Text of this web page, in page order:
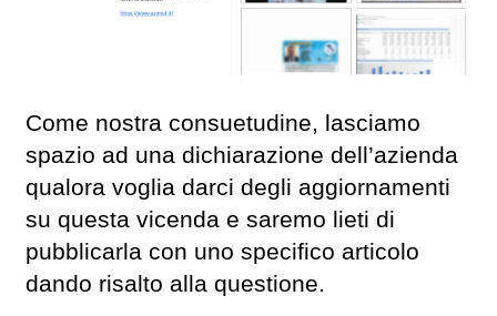
Come nostra consuetudine, lasciamo
spazio ad una dichiarazione dell’azienda
qualora voglia darci degli aggiornamenti
su questa vicenda e saremo lieti di
pubblicarla con uno specifico articolo
dando risalto alla questione.